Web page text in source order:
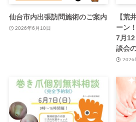
仙台市内出張訪問施術のご案内
2026年6月10日
【荒
ーン
7月
談会
2026